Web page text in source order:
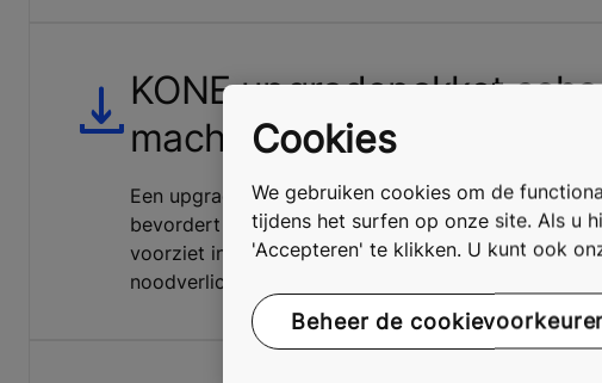
KONE upgradepakket
machinekamer
Een upgrade van de verlichting in de liftschacht en
bevordert de bedrijfsveiligheid in uw gebouw. Ons
voorziet in voldoende verlichting voor de
noodverlichting tijdens stroomonderbrekingen.
Cookies
We gebruiken cookies om de
tijdens het surfen op onze site. Als u
'Accepteren' te klikken. U kunt ook
Beheer de